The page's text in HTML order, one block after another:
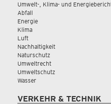
Umwelt-, Klima- und
Abfall
Energie
Klima
Luft
Nachhaltigkeit
Naturschutz
Umweltrecht
Umweltschutz
Wasser
VERKEHR & TECHNIK